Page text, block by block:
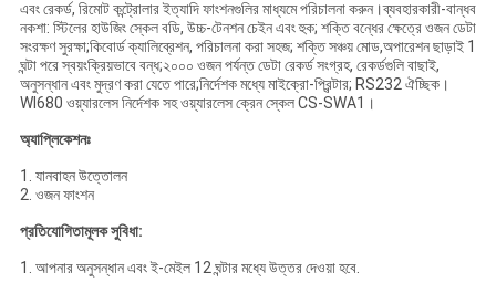
এবং রেকর্ড, রিমোট কন্ট্রোলার ইত্যাদি ফাংশনগুলির মাধ্যমে পরিচালনা করুন।ব্যবহারকারী-বান্ধব
নকশা: স্টিলের হাউজিং স্কেল বডি, উচ্চ-টেনশন চেইন এবং হুক; শক্তি বন্ধের ক্ষেত্রে ওজন ডেটা
সংরক্ষণ সুরক্ষা;কিবোর্ড ক্যালিব্রেশন, পরিচালনা করা সহজ; শক্তি সঞ্চয় মোড,অপারেশন ছাড়াই 1
ঘন্টা পরে স্বয়ংক্রিয়ভাবে বন্ধ;২০০০ ওজন পর্যন্ত ডেটা রেকর্ড সংগ্রহ, রেকর্ডগুলি বাছাই,
অনুসন্ধান এবং মুদ্রণ করা যেতে পারে;নির্দেশক মধ্যে মাইক্রো-প্রিন্টার; RS232 ঐচ্ছিক।
WI680 ওয়্যারলেস নির্দেশক সহ ওয়্যারলেস ক্রেন স্কেল CS-SWA1।
অ্যাপ্লিকেশনঃ
1. যানবাহন উত্তোলন
2. ওজন ফাংশন
প্রতিযোগিতামূলক সুবিধা:
1. আপনার অনুসন্ধান এবং ই-মেইল 12 ঘন্টার মধ্যে উত্তর দেওয়া হবে.